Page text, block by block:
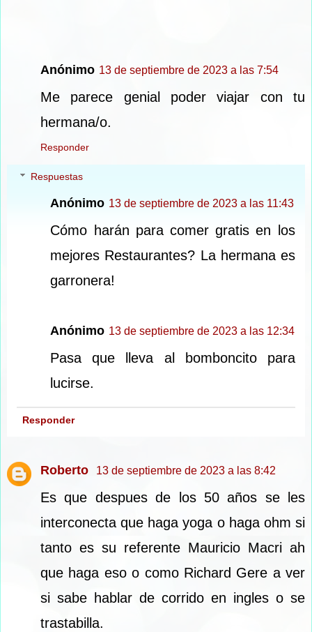
Anónimo 13 de septiembre de 2023 a las 7:54
Me parece genial poder viajar con tu
hermana/o.
Responder
Respuestas
Anónimo 13 de septiembre de 2023 a las 11:43
Cómo harán para comer gratis en los
mejores Restaurantes? La hermana es
garronera!
Anónimo 13 de septiembre de 2023 a las 12:34
Pasa que lleva al bomboncito para
lucirse.
Responder
Roberto 13 de septiembre de 2023 a las 8:42
Es que despues de los 50 años se les
interconecta que haga yoga o haga ohm si
tanto es su referente Mauricio Macri ah
que haga eso o como Richard Gere a ver
si sabe hablar de corrido en ingles o se
trastabilla.